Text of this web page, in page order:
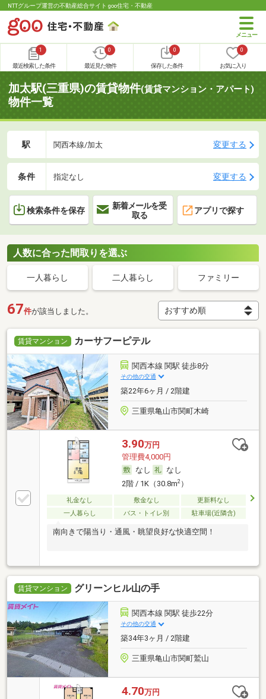
NTTグループ運営の不動産総合サイト goo住宅・不動産
1
最近検索した条件
0
最近見た物件
0
保存した条件
0
お気に入り
加太駅(三重県)の賃貸物件(賃貸マンション・アパート)
物件一覧
駅 関西本線/加太 変更する
条件 指定なし 変更する
検索条件を保存
新着メールを受
取る
アプリで探す
人数に合った間取りを選ぶ
一人暮らし 二人暮らし ファミリー
67件が該当しました。
賃貸マンション カーサフーピテル
関西本線 関駅 徒歩8分
その他の交通
築22年6ヶ月 / 2階建
三重県亀山市関町木崎
3.90万円
管理費4,000円
なし
なし
2階 / 1K（30.8m2）
礼金なし 敷金なし
更新料なし
一人暮らし
バス・トイレ別 駐車場(近隣含)
南向きで陽当り・通風・眺望良好な快適空間！
賃貸マンション グリーンヒル山の手
関西本線 関駅 徒歩22分
その他の交通
築34年3ヶ月 / 2階建
三重県亀山市関町鷲山
4.70万円